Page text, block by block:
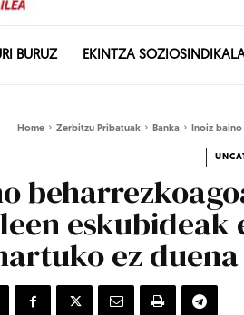
BURUZ EKINTZA
Home Zerbitzu Pribatuak Banka Inoiz
ez duena